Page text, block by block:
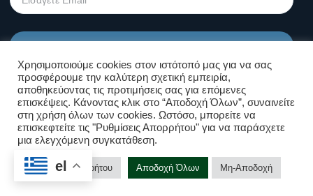
Όροι Χρήσης Σελίδας & Πολιτική
Απορρήτου
Copyright © Kolossos Security 2025
Υποστήριξη Ιστοσελίδων❤ .GSP.
Χρησιμοποιούμε cookies στον ιστότοπό μας για να σας
προσφέρουμε την καλύτερη σχετική εμπειρία,
αποθηκεύοντας τις προτιμήσεις σας για επόμενες
επισκέψεις. Κάνοντας κλικ στο “Αποδοχή Όλων”, συναινείτε
στη χρήση όλων των cookies. Ωστόσο, μπορείτε να
επισκεφτείτε τις "Ρυθμίσεις Απορρήτου" για να παράσχετε
μια ελεγχόμενη συγκατάθεση.
Ρυθμίσεις Απορρήτου Αποδοχή Όλων Μη-Αποδοχή
el
Επικοινωνήστε μαζί μας!